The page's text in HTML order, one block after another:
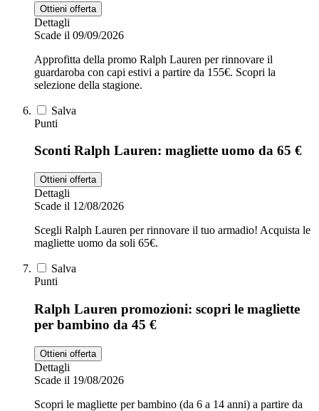
Ottieni offerta
Dettagli
Scade il 09/09/2026
Approfitta della promo Ralph Lauren per rinnovare il
guardaroba con capi estivi a partire da 155€. Scopri la
selezione della stagione.
Salva
Punti
Sconti Ralph Lauren: magliette uomo da 65 €
Ottieni offerta
Dettagli
Scade il 12/08/2026
Scegli Ralph Lauren per rinnovare il tuo armadio! Acquista le
magliette uomo da soli 65€.
Salva
Punti
Ralph Lauren promozioni: scopri le magliette
per bambino da 45 €
Ottieni offerta
Dettagli
Scade il 19/08/2026
Scopri le magliette per bambino (da 6 a 14 anni) a partire da